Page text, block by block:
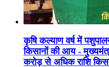
कृषि कल्याण वर्ष में
किसानों की आय -
करोड़ से अधिक राशि